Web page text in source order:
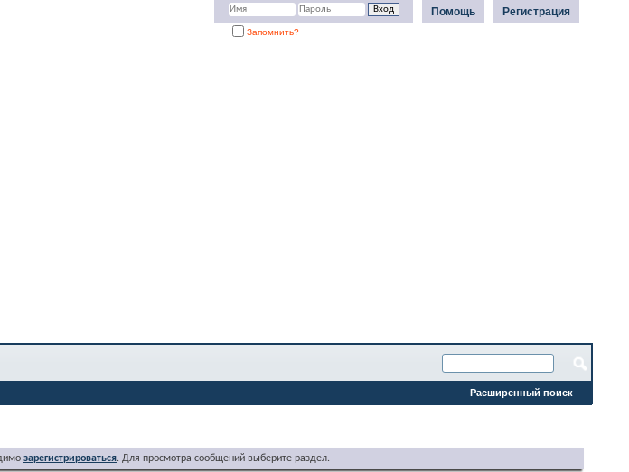
Регистрация
Помощь
Запомнить?
Расширенный поиск
зарегистрироваться. Для просмотра сообщений выберите раздел.